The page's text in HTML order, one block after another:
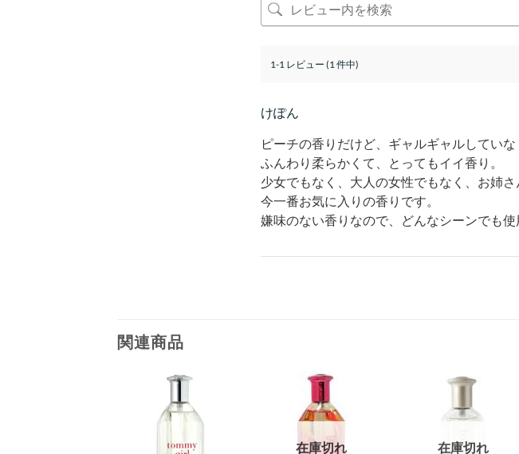
1-1 レビュー (1 件中)
けぽん
ピーチの香りだけど、ギャルギャルしていな
ふんわり柔らかくて、とってもイイ香り。
少女でもなく、大人の女性でもなく、お姉さ
今一番お気に入りの香りです。
嫌味のない香りなので、どんなシーンでも使
関連商品
在庫切れ 在庫切れ